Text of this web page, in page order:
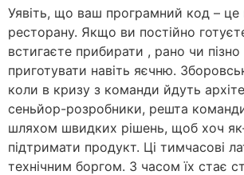
Уявіть, що ваш програмний код – це
ресторану. Якщо ви постійно
встигаєте прибирати , рано чи
приготувати навіть яєчню.
коли в кризу з команди йдуть
сеньйор-розробники, решта
шляхом швидких рішень, щоб хоч
підтримати продукт. Ці тимчасові
технічним боргом. З часом їх стає